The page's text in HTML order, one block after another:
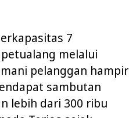
7
melalui
pelanggan hampir
sambutan
lebih dari 300 ribu